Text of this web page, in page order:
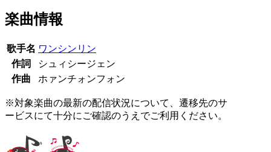
楽曲情報
歌手名 ワンシンリン
作詞
シュィシージェン
作曲
ホァンチォンフォン
※対象楽曲の最新の配信状況について、遷移先のサ
ービスにて十分にご確認のうえでご利用ください。